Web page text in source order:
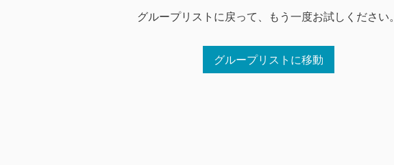
グループリストに戻って、もう一度お試しください。
グループリストに移動